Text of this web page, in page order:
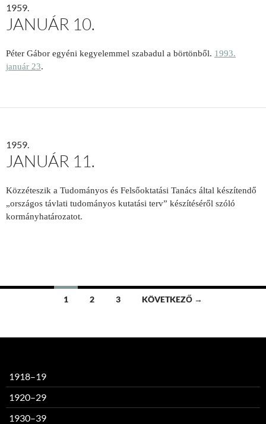
1959.
JANUÁR 10.
Péter Gábor egyéni kegyelemmel szabadul a börtönből. 1993.
január 23.
1959.
JANUÁR 11.
Közzéteszik a Tudományos és Felsőoktatási Tanács által készítendő
„országos távlati tudományos kutatási terv” készítéséről szóló
kormányhatározatot.
Bejegyzések
1 2 3 KÖVETKEZŐ →
1918–19
1920–29
1930–39